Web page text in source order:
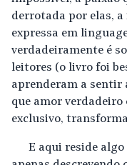
derrotada por elas,
expressa em
verdadeiramente é
leitores (o livro foi
aprenderam a sentir
que amor
exclusivo,
E aqui reside algo